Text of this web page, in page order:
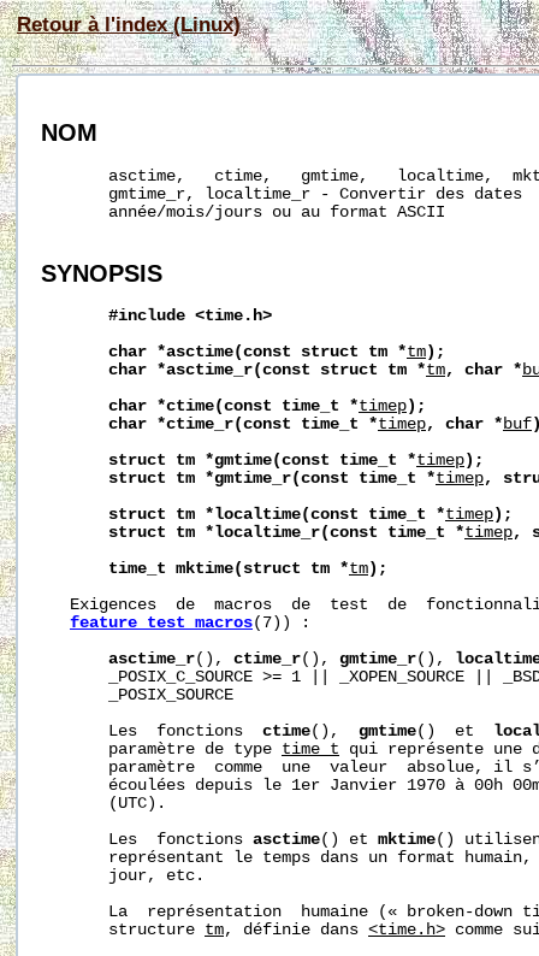
Retour à l'index (Linux)
NOM
asctime,   ctime,   gmtime,   localtime,
gmtime_r, localtime_r - Convertir des dates
       année/mois/jours ou au format ASCII
SYNOPSIS
#include <time.h>
char *asctime(const struct tm *tm );
char *asctime_r(const struct tm *tm, char *
char *ctime(const time_t *timep );
char *ctime_r(const time_t *timep, char *buf
struct
tm *gmtime(const time_t *timep );
struct
tm *gmtime_r(const time_t *timep,
struct
tm *localtime(const time_t *timep );
struct
tm *localtime_r(const time_t *timep,
time_t mktime(struct tm *tm );
Exigences  de  macros  de  test  de
feature_test_macros(7)) :
asctime_r(), ctime_r(), gmtime_r(),
_POSIX_C_SOURCE >= 1 || _XOPEN_SOURCE ||
       _POSIX_SOURCE
       Les  fonctions
ctime(), gmtime()  et
       paramètre de type
time_t qui représente
paramètre  comme  une  valeur  absolue, il
écoulées depuis le 1er Janvier 1970 à 00h
       (UTC).
       Les  fonctions
asctime() et mktime() utilisent
représentant le temps dans un format
       jour, etc.
La  représentation  humaine (« broken-down
       structure
tm, définie dans <time.h> comme